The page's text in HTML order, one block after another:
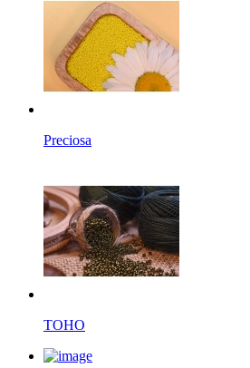
Preciosa
TOHO